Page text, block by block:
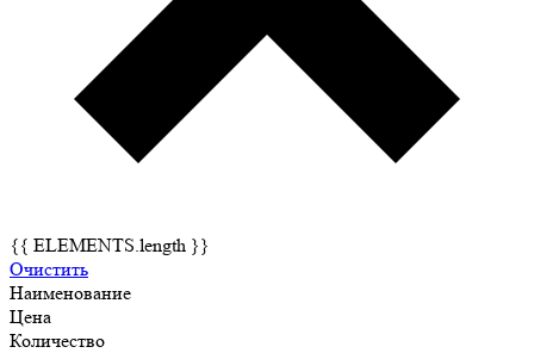
{{ ELEMENTS.length }}
Очистить
Наименование
Цена
Количество